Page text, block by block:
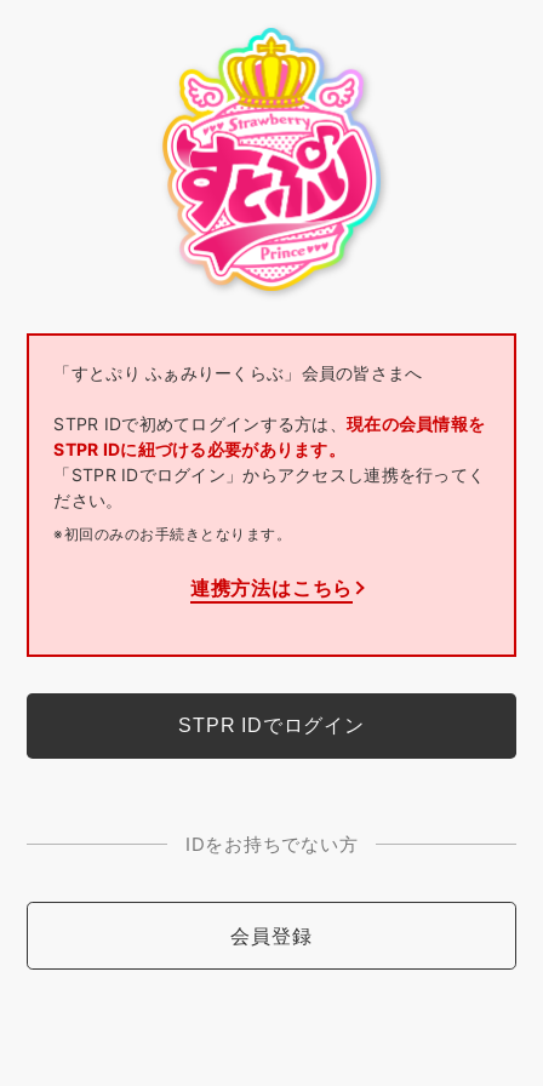
「すとぷり ふぁみりーくらぶ」会員の皆さまへ
STPR IDで初めてログインする方は、 現在の会員情報を
STPR IDに紐づける必要があります。
「STPR IDでログイン」からアクセスし連携を行ってく
ださい。
※初回のみのお手続きとなります。
連携方法はこちら
IDをお持ちでない方
会員登録